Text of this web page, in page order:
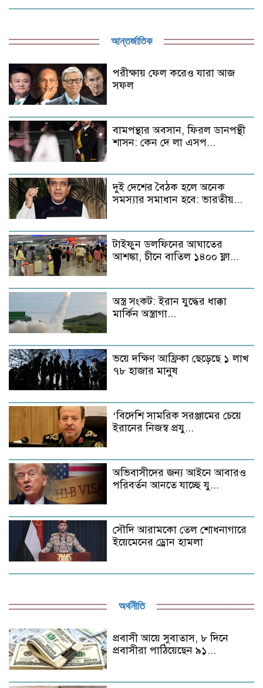
আন্তর্জাতিক
পরীক্ষায় ফেল করেও যারা আজ
সফল
বামপন্থার অবসান, ফিরল ডানপন্থী
শাসন: কেন দে লা এসপ...
দুই দেশের বৈঠক হলে অনেক
সমস্যার সমাধান হবে: ভারতীয়...
টাইফুন ডলফিনের আঘাতের
আশঙ্কা, চীনে বাতিল ১৪০০ ফ্লা...
অস্ত্র সংকট: ইরান যুদ্ধের ধাক্কা
মার্কিন অস্ত্রাগা...
ভয়ে দক্ষিণ আফ্রিকা ছেড়েছে ১ লাখ
৭৮ হাজার মানুষ
‘বিদেশি সামরিক সরঞ্জামের চেয়ে
ইরানের নিজস্ব প্রযু...
অভিবাসীদের জন্য আইনে আবারও
পরিবর্তন আনতে যাচ্ছে যু...
সৌদি আরামকো তেল শোধনাগারে
ইয়েমেনের ড্রোন হামলা
অর্থনীতি
প্রবাসী আয়ে সুবাতাস, ৮ দিনে
প্রবাসীরা পাঠিয়েছেন ৯১...